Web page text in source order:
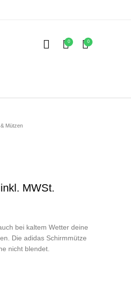
0 0
Mützen
Preis war:
Aktueller Preis ist:
inkl. MWSt.
bei kaltem Wetter deine
Die adidas Schirmmütze
nicht blendet.